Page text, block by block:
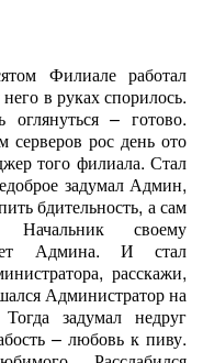
Филиале работал
в руках спорилось.
– готово.
рос день ото
того филиала. Стал
задумал Админ,
бдительность, а сам
Начальник своему
Админа. И стал
расскажи,
Администратор на
задумал недруг
– любовь к пиву.